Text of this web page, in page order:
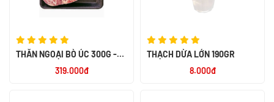
THĂN NGOẠI BÒ ÚC 300G -
319.000đ
THẠCH DỪA LỚN 190GR
8.000đ